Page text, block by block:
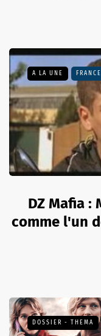
A LA UNE FRANCE
DZ Mafia :
comme l'un
DOSSIER - THEMA